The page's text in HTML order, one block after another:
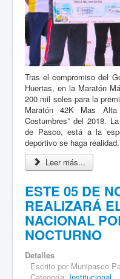
Tras el compromiso del
Huertas, en la Maratón
200 mil soles para la
Maratón 42K Mas
Costumbres” del 2018.
de Pasco, está a la
deportivo se haga realidad.
Leer más...
ESTE 05 DE
REALIZARÁ
NACIONAL
NOCTURNO
Detalles
Escrito por Munipasco